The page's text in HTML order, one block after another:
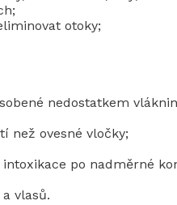
otoky;
nedostatkem
než ovesné vločky;
po nadměrné
vlasů.